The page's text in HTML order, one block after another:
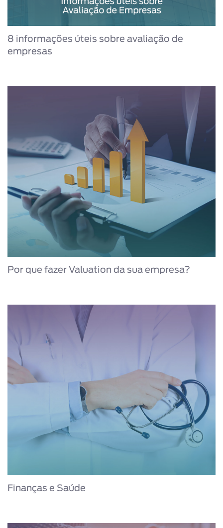
8 informações úteis sobre avaliação de
empresas
Por que fazer Valuation da sua empresa?
Finanças e Saúde